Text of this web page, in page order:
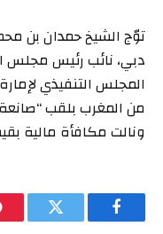
توّج الشيخ حمدان بن
دبي، نائب رئيس مجلس
المجلس التنفيذي
من المغرب بلقب
ونالت مكافأة مالية
فيسبوك تويتر